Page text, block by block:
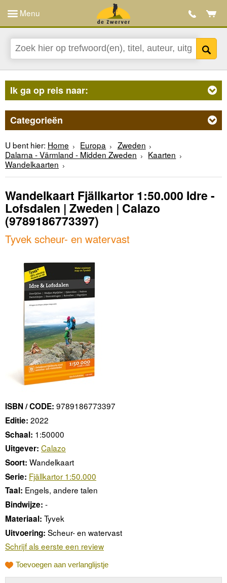
Menu
Ik ga op reis naar:
Categorieën
U bent hier: Home Europa
Zweden
Dalarna - Värmland - Midden Zweden
Kaarten
Wandelkaarten
Wandelkaart Fjällkartor 1:50.000 Idre -
Lofsdalen | Zweden | Calazo
(9789186773397)
Tyvek scheur- en watervast
ISBN / CODE: 9789186773397
Editie: 2022
Schaal: 1:50000
Uitgever: Calazo
Soort: Wandelkaart
Serie: Fjällkartor 1:50.000
Taal: Engels, andere talen
Bindwijze: -
Materiaal: Tyvek
Uitvoering: Scheur- en watervast
Schrijf als eerste een review
Toevoegen aan verlanglijstje